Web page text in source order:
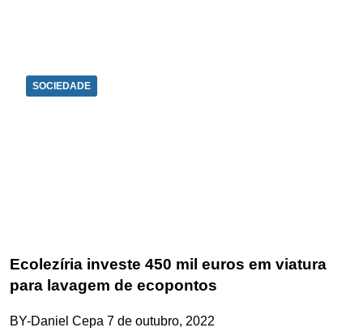
SOCIEDADE
Ecolezíria investe 450 mil euros em viatura
para lavagem de ecopontos
BY-Daniel Cepa 7 de outubro, 2022